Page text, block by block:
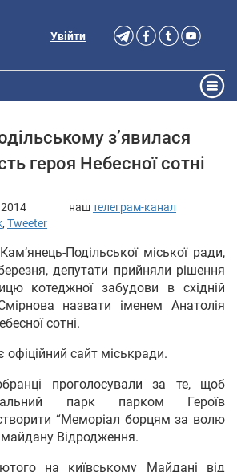
Увійти
з’явилася
героя Небесної сотні
наштелеграм-канал
, Tweeter
Подільської міської ради,
депутати прийняли рішення
котеджної забудови в східній
назвати іменем Анатолія
сотні.
сайт міськради.
проголосували за те, щоб
парк парком Героїв
“Меморіал борцям за волю
майдану Відродження.
на київському Майдані від